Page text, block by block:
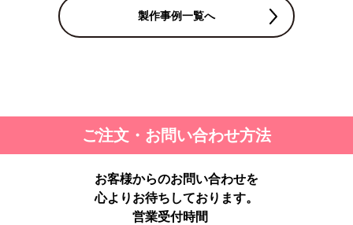
製作事例一覧へ
ご注文・お問い合わせ方法
お客様からのお問い合わせを
心よりお待ちしております。
営業受付時間